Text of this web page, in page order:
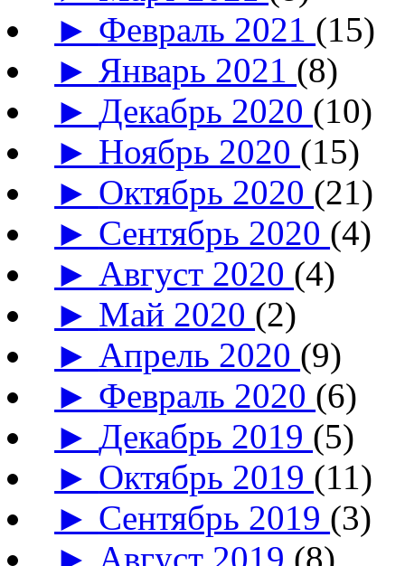
► Февраль 2021 (15)
► Январь 2021 (8)
►Декабрь 2020 (10)
► Ноябрь 2020 (15)
► Октябрь 2020 (21)
► Сентябрь 2020 (4)
► Август 2020 (4)
► Май 2020 (2)
► Апрель 2020 (9)
► Февраль 2020 (6)
►Декабрь 2019 (5)
► Октябрь 2019 (11)
► Сентябрь 2019 (3)